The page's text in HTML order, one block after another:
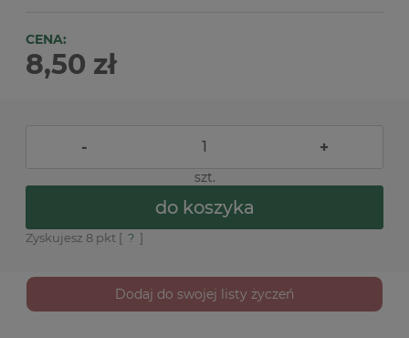
CENA:
8,50 zł
- +
szt.
do koszyka
Zyskujesz 8 pkt [ ? ]
Dodaj do swojej listy życzeń